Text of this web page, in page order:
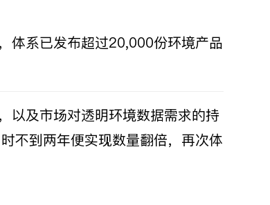
体系已发布超过20,000份环境产品
以及市场对透明环境数据需求的持
不到两年便实现数量翻倍，再次体